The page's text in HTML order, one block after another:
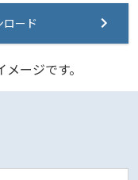
ード
ージです。